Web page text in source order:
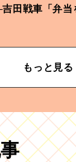
田戦車「弁当
もっと見る